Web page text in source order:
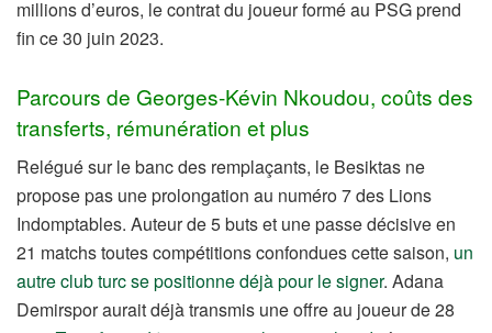
millions d’euros, le contrat du joueur formé au PSG prend
fin ce 30 juin 2023.
Parcours de Georges-Kévin Nkoudou, coûts des
transferts, rémunération et plus
Relégué sur le banc des remplaçants, le Besiktas ne
propose pas une prolongation au numéro 7 des Lions
Indomptables. Auteur de 5 buts et une passe décisive en
21 matchs toutes compétitions confondues cette saison, un
autre club turc se positionne déjà pour le signer. Adana
Demirspor aurait déjà transmis une offre au joueur de 28